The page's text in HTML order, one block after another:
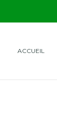
ACCUEIL